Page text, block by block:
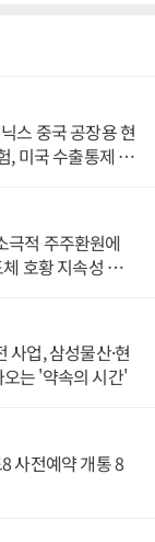
스 중국 공장용 현
, 미국 수출통제 대
극적 주주환원에
호황 지속성 의
사업, 삼성물산·현
는 '약속의 시간'
사전예약 개통 8